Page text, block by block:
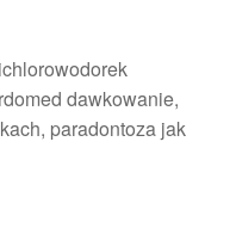
dawkowanie,
paradontoza jak